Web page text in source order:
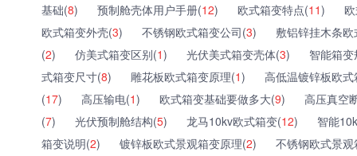
基础(8) 预制舱壳体用户手册(12) 欧式箱变特点(11)
欧式箱变外壳(3) 不锈钢欧式箱变公司(3)
敷铝锌挂木条
(2) 仿美式箱变区别(1) 光伏美式箱变壳体(3)
智能箱
式箱变尺寸(8) 雕花板欧式箱变原理(1)
高低温镀锌板欧
(17) 高压输电(1) 欧式箱变基础要做多大(9)
高压真空
(7) 光伏预制舱结构(5) 龙马10kv欧式箱变(12)
智能
箱变说明(2) 镀锌板欧式景观箱变原理(2)
不锈钢欧式景